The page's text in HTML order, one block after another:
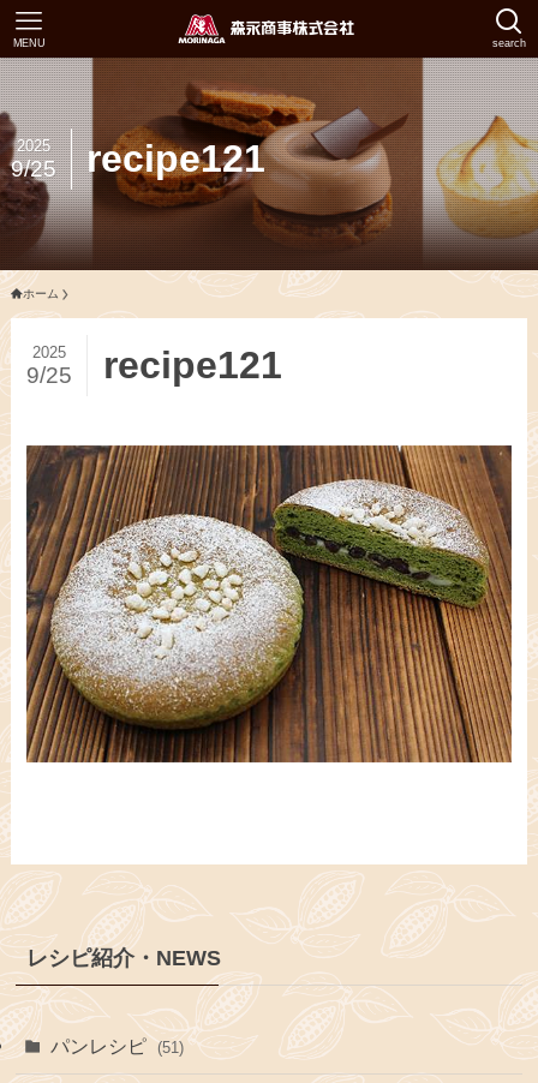
search
MENU
recipe121
2025
9/25
ホーム
recipe121
2025
9/25
レシピ紹介・NEWS
パンレシピ (51)